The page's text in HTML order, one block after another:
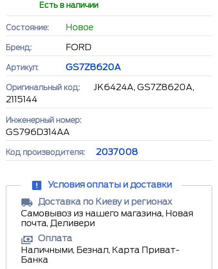
Есть в наличии
Состояние: Новое
Бренд: FORD
Артикул: GS7Z8620A
Оригинальный код:
JK6424A, GS7Z8620A,
2115144
Инженерный номер:
GS796D314AA
Код производителя: 2037008
Условия оплаты и доставки
Доставка по Киеву и регионах
Самовывоз из нашего магазина, Новая
почта, Деливери
Оплата
Наличными, Безнал, Карта Приват-
Банка